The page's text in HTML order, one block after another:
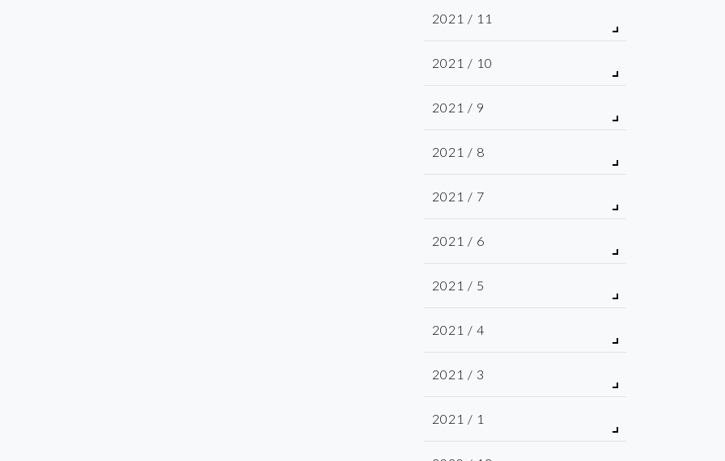
2021 / 11
2021 / 10
2021 / 9
2021 / 8
2021 / 7
2021 / 6
2021 / 5
2021 / 4
2021 / 3
2021 / 1